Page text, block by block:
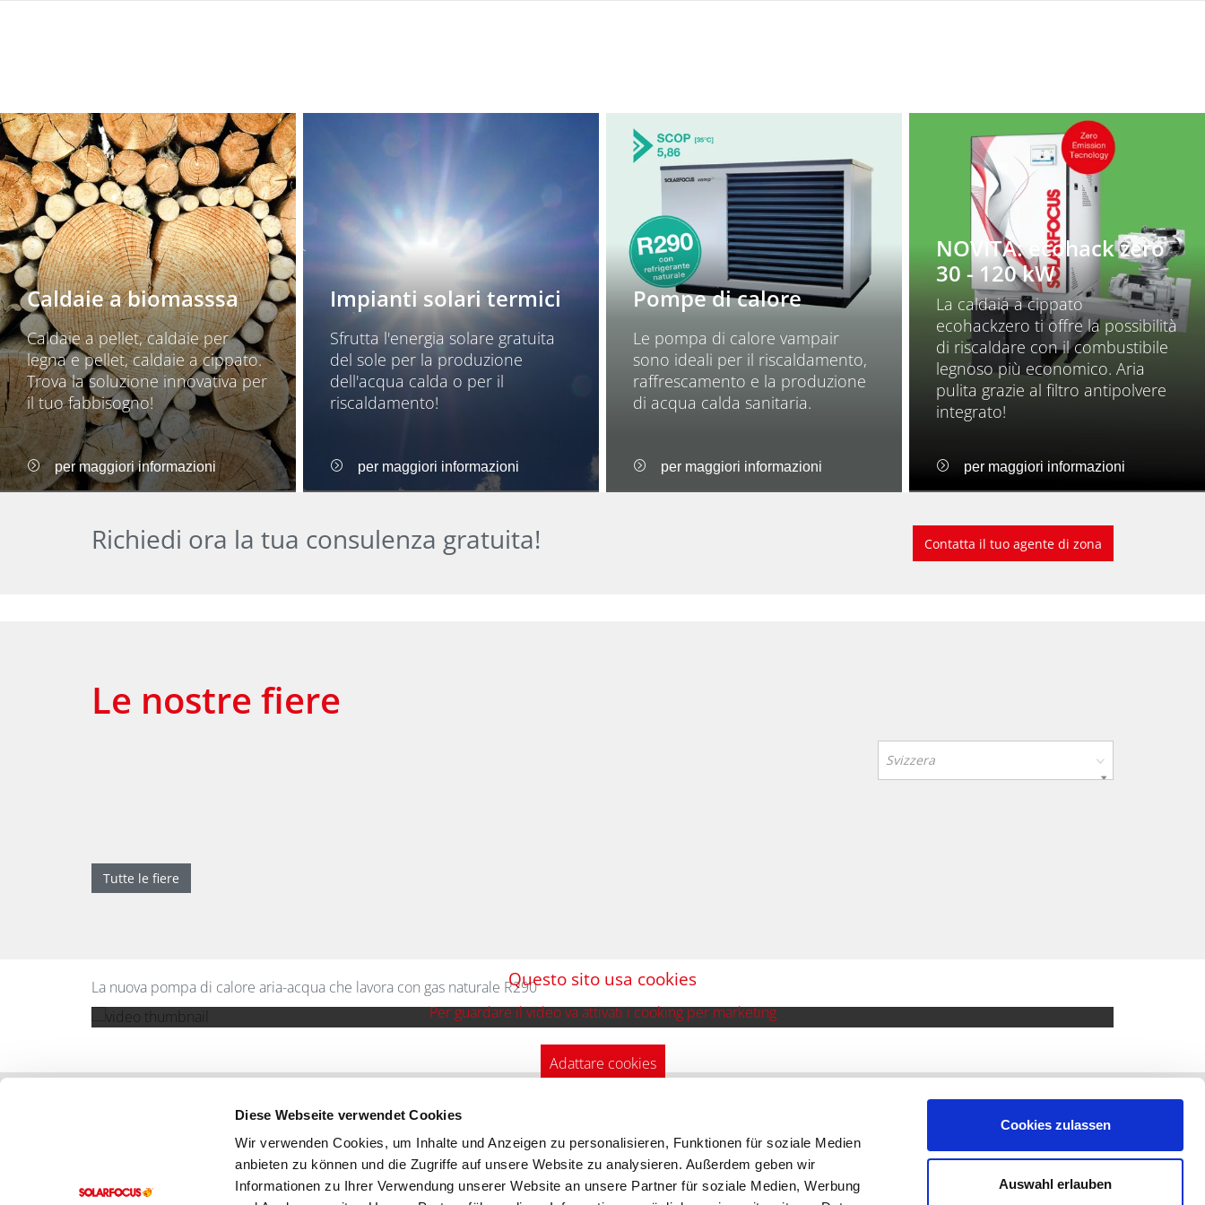
Diese Webseite verwendet Cookies
Wir verwenden Cookies, um Inhalte und Anzeigen zu personalisieren, Funktionen für soziale Medien
anbieten zu können und die Zugriffe auf unsere Website zu analysieren. Außerdem geben wir
Informationen zu Ihrer Verwendung unserer Website an unsere Partner für soziale Medien, Werbung
Cookies zulassen
Auswahl erlauben
Caldaie a biomasssa
Caldaie a pellet, caldaie per
legna e pellet, caldaie a cippato.
Trova la soluzione innovativa per
il tuo fabbisogno!
per maggiori informazioni
Impianti solari termici
Sfrutta l'energia solare gratuita
del sole per la produzione
dell'acqua calda o per il
riscaldamento!
per maggiori informazioni
Pompe di calore
Le pompa di calore vampair
sono ideali per il riscaldamento,
raffrescamento e la produzione
di acqua calda sanitaria.
per maggiori informazioni
NOVITÀ: ecohack zero
30 - 120 kW
La caldaia a cippato
ecohackzero ti offre la possibilità
di riscaldare con il combustibile
legnoso più economico. Aria
pulita grazie al filtro antipolvere
integrato!
per maggiori informazioni
Richiedi ora la tua consulenza gratuita! Contatta il tuo agente di zona
Le nostre fiere
Svizzera
Tutte le fiere
La nuova pompa di calore aria-acqua che lavora con gas naturale R290Questo sito usa cookies
Per guardare il video va attivati i cooking per marketing
Adattare cookies
Impianti solari
Assistenza tecnica Contatto